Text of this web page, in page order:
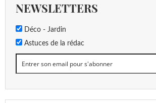
NEWSLETTERS
Déco - Jardin
Astuces de la rédac